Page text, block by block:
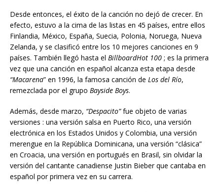
Desde entonces, el éxito de la canción no dejó de crecer. En
efecto, estuvo a la cima de las listas en 45 países, entre ellos
Finlandia, México, España, Suecia, Polonia, Noruega, Nueva
Zelanda, y se clasificó entre los 10 mejores canciones en 9
países. También llegó hasta el BillboardHot 100 ; es la primera
vez que una canción en español alcanza esta etapa desde
“Macarena” en 1996, la famosa canción de Los del Río,
remezclada por el grupo Bayside Boys.
Además, desde marzo, “Despacito”fue objeto de varias
versiones : una versión salsa en Puerto Rico, una versión
electrónica en los Estados Unidos y Colombia, una versión
merengue en la República Dominicana, una versión “clásica”
en Croacia, una versión en portugués en Brasil, sin olvidar la
versión del cantante canadiense Justin Bieber que cantaba en
español por primera vez en su carrera.